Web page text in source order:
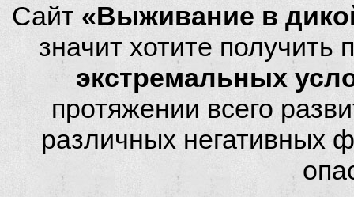
Сайт «Выживание в
значит хотите
экстремальных
протяжении всего
различных негативных